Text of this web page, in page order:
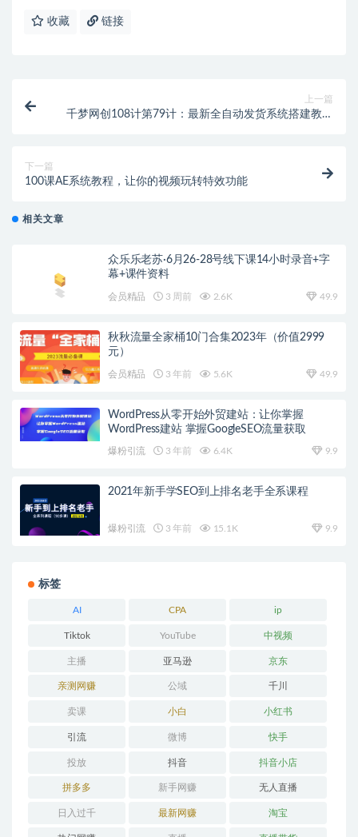
收藏 链接
上一篇
千梦网创108计第79计：最新全自动发货系统搭建教学
下一篇
100课AE系统教程，让你的视频玩转特效功能
相关文章
众乐乐老苏·6月26-28号线下课14小时录音+字
幕+课件资料
会员精品 3 周前 2.6K 49.9
秋秋流量全家桶10门合集2023年（价值2999
元）
会员精品 3 年前 5.6K 49.9
WordPress从零开始外贸建站：让你掌握
WordPress建站 掌握GoogleSEO流量获取
爆粉引流 3 年前 6.4K 9.9
2021年新手学SEO到上排名老手全系课程
爆粉引流 3 年前 15.1K 9.9
标签
AI CPA ip
Tiktok YouTube 中视频
主播 亚马逊 京东
亲测网赚 公域 千川
卖课 小白 小红书
引流 微博 快手
投放 抖音 抖音小店
拼多多 新手网赚 无人直播
日入过千 最新网赚 淘宝